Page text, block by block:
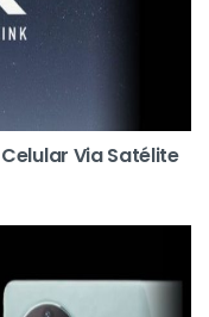
Via Satélite